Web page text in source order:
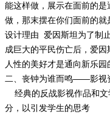
能这样做，展示在面前的
做，那末摆在你们面前的
设计理由 爱因斯坦为了制
成巨大的平民伤亡后，爱
人性的美好才是通向新乐园
二、丧钟为谁而鸣——影视
经典的反战影视作品和文
分，以引发学生的思考